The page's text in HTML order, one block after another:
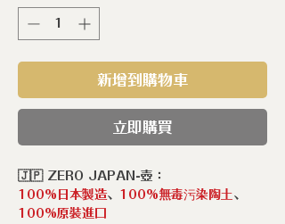
新增到購物車
立即購買
🇯🇵 ZERO JAPAN-壺：
100%日本製造、 100%無毒污染陶土、
100%原裝進口